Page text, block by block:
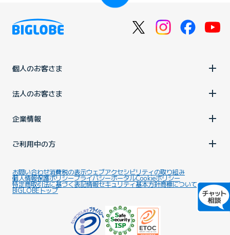
個人のお客さま
法人のお客さま
企業情報
ご利用中の方
お問い合わせ消費税の表示ウェブアクセシビリティの取り組み
個人情報保護ポリシープライバシーポータルCookieポリシー
特定商取引法に基づく表記情報セキュリティ基本方針商標について
BIGLOBEトップ